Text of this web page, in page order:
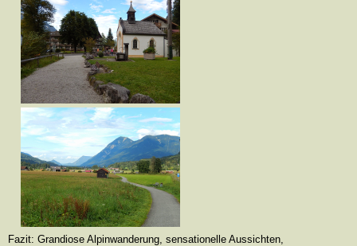
Fazit: Grandiose Alpinwanderung, sensationelle Aussichten,